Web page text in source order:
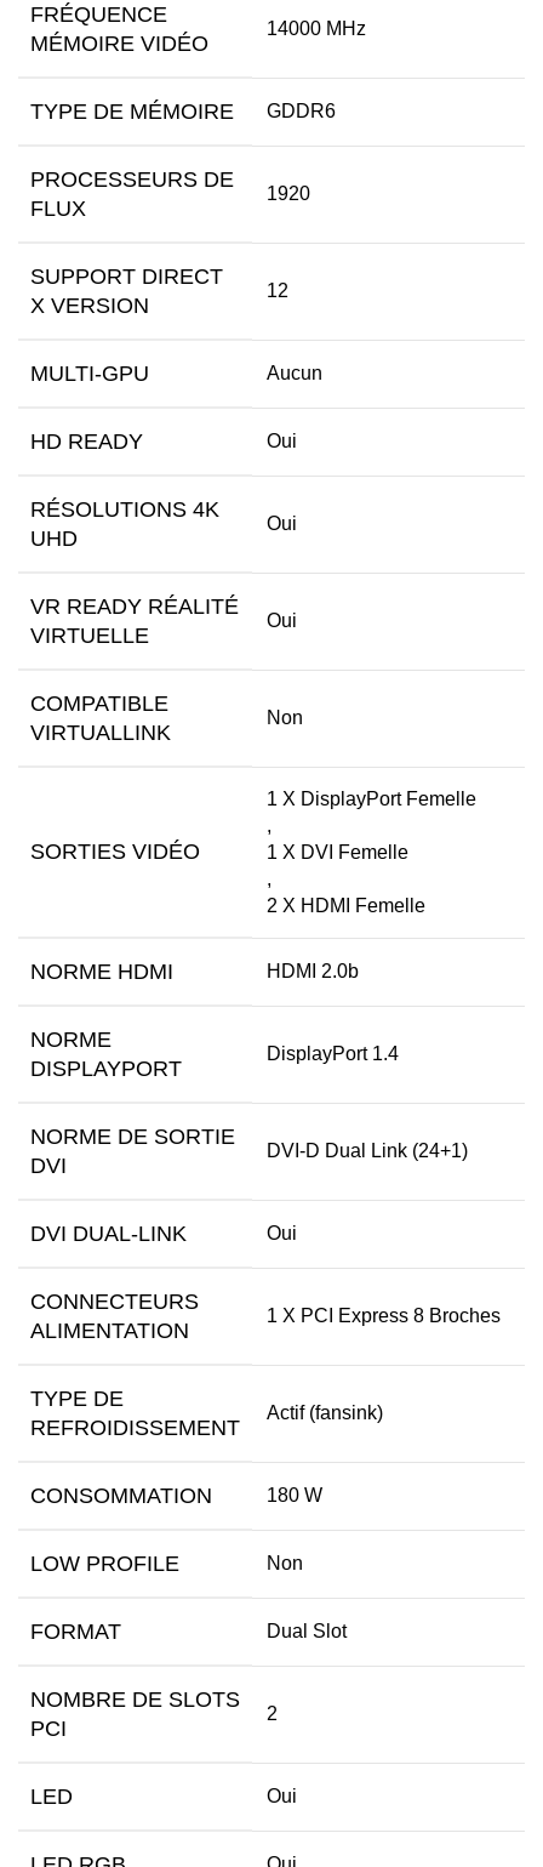
FRÉQUENCE
MÉMOIRE VIDÉO
14000 MHz
TYPE DE MÉMOIRE GDDR6
PROCESSEURS DE
FLUX
1920
SUPPORT DIRECT
X VERSION
12
MULTI-GPU Aucun
HD READY Oui
RÉSOLUTIONS 4K
UHD
Oui
VR READY RÉALITÉ
VIRTUELLE
Oui
COMPATIBLE
VIRTUALLINK
Non
SORTIES VIDÉO
1 X DisplayPort Femelle
,
1 X DVI Femelle
,
2 X HDMI Femelle
NORME HDMI HDMI 2.0b
NORME
DISPLAYPORT
DisplayPort 1.4
NORME DE SORTIE
DVI
DVI-D Dual Link (24+1)
DVI DUAL-LINK Oui
CONNECTEURS
ALIMENTATION
1 X PCI Express 8 Broches
TYPE DE
REFROIDISSEMENT
Actif (fansink)
CONSOMMATION 180 W
LOW PROFILE Non
FORMAT Dual Slot
NOMBRE DE SLOTS
PCI
2
LED Oui